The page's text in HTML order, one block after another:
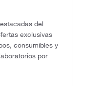
del
exclusivas
consumibles y
por